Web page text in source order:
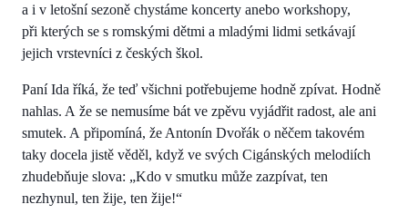
a i v letošní sezoně chystáme koncerty anebo workshopy,
při kterých se s romskými dětmi a mladými lidmi setkávají
jejich vrstevníci z českých škol.
Paní Ida říká, že teď všichni potřebujeme hodně zpívat. Hodně
nahlas. A že se nemusíme bát ve zpěvu vyjádřit radost, ale ani
smutek. A připomíná, že Antonín Dvořák o něčem takovém
taky docela jistě věděl, když ve svých Cigánských melodiích
zhudebňuje slova: „Kdo v smutku může zazpívat, ten
nezhynul, ten žije, ten žije!“